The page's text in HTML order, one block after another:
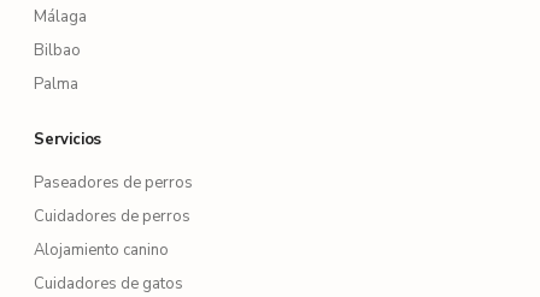
Málaga
Bilbao
Palma
Servicios
Paseadores de perros
Cuidadores de perros
Alojamiento canino
Cuidadores de gatos